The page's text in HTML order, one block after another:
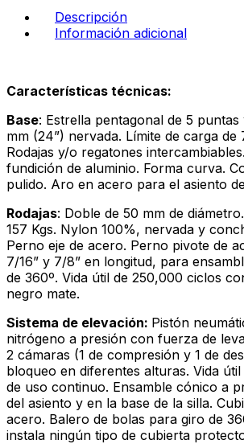
Descripción
Información adicional
Características técnicas:
Base: Estrella pentagonal de 5 puntas
mm (24”) nervada. Límite de carga de
Rodajas y/o regatones
fundición de aluminio. Forma curva.
pulido. Aro en acero para el asiento
Rodajas: Doble de 50 mm de
157 Kgs. Nylon 100%, nervada y
Perno eje de acero. Perno pivote de
7/16” y 7/8” en longitud, para
de 360º. Vida útil de 250,000 ciclos
negro mate.
Sistema de elevación: Pistón
nitrógeno a presión con fuerza de
2 cámaras (1 de compresión y 1 de
bloqueo en diferentes alturas. Vida
de uso continuo. Ensamble cónico a
del asiento y en la base de la silla.
acero. Balero de bolas para giro de
instala ningún tipo de cubierta